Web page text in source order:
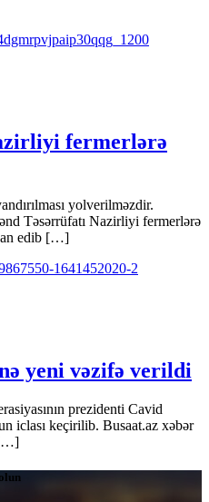
fermerlərə
yolverilməzdir.
Təsərrüfatı Nazirliyi fermerlərə
edib […]
yeni vəzifə verildi
prezidenti Cavid
iclası keçirilib. Busaat.az xəbər
[…]